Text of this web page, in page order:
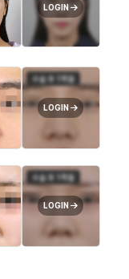
LOGIN
수술 후 1개월
LOGIN
수술 후 1개월
LOGIN